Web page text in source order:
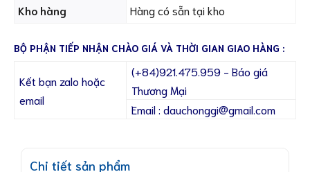
Kho hàng
Hàng có sẵn tại kho
BỘ PHẬN TIẾP NHẬN CHÀO GIÁ VÀ THỜI GIAN GIAO HÀNG :
Kết bạn zalo hoặc
email
(+84)921.475.959 - Báo giá
Thương Mại
Email : dauchonggi@gmail.com
Chi tiết sản phẩm